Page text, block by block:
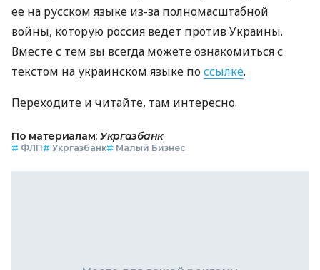
ее на русском языке из-за полномасштабной
войны, которую россия ведет против Украины.
Вместе с тем вы всегда можете ознакомиться с
текстом на украинском языке поссылке.
Переходите и читайте, там интересно.
По материалам: Укргазбанк
# ФЛП# Укргазбанк# Малый Бизнес